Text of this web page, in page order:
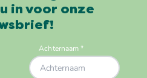
in voor onze